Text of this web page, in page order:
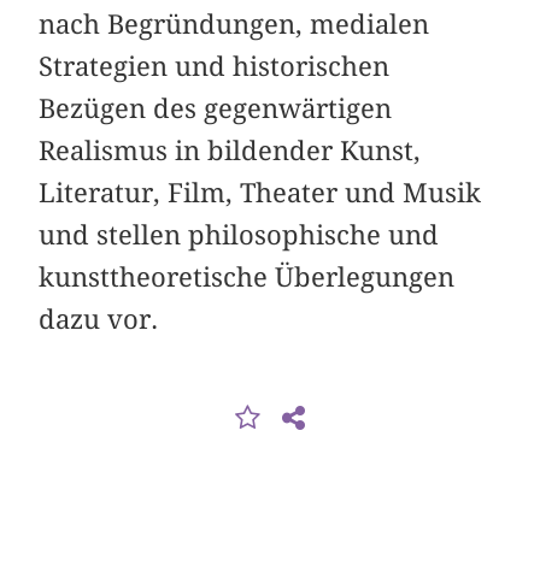
nach Begründungen, me­dialen
Strategien und historischen
Bezügen des gegenwärtigen
Realismus in bildender Kunst,
Literatur, Film, Theater und Musik
und stellen philoso­phische und
kunsttheoretische Überlegungen
dazu vor.